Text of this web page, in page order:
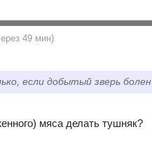
49 мин)
если добытый зверь болен
мяса делать тушняк?